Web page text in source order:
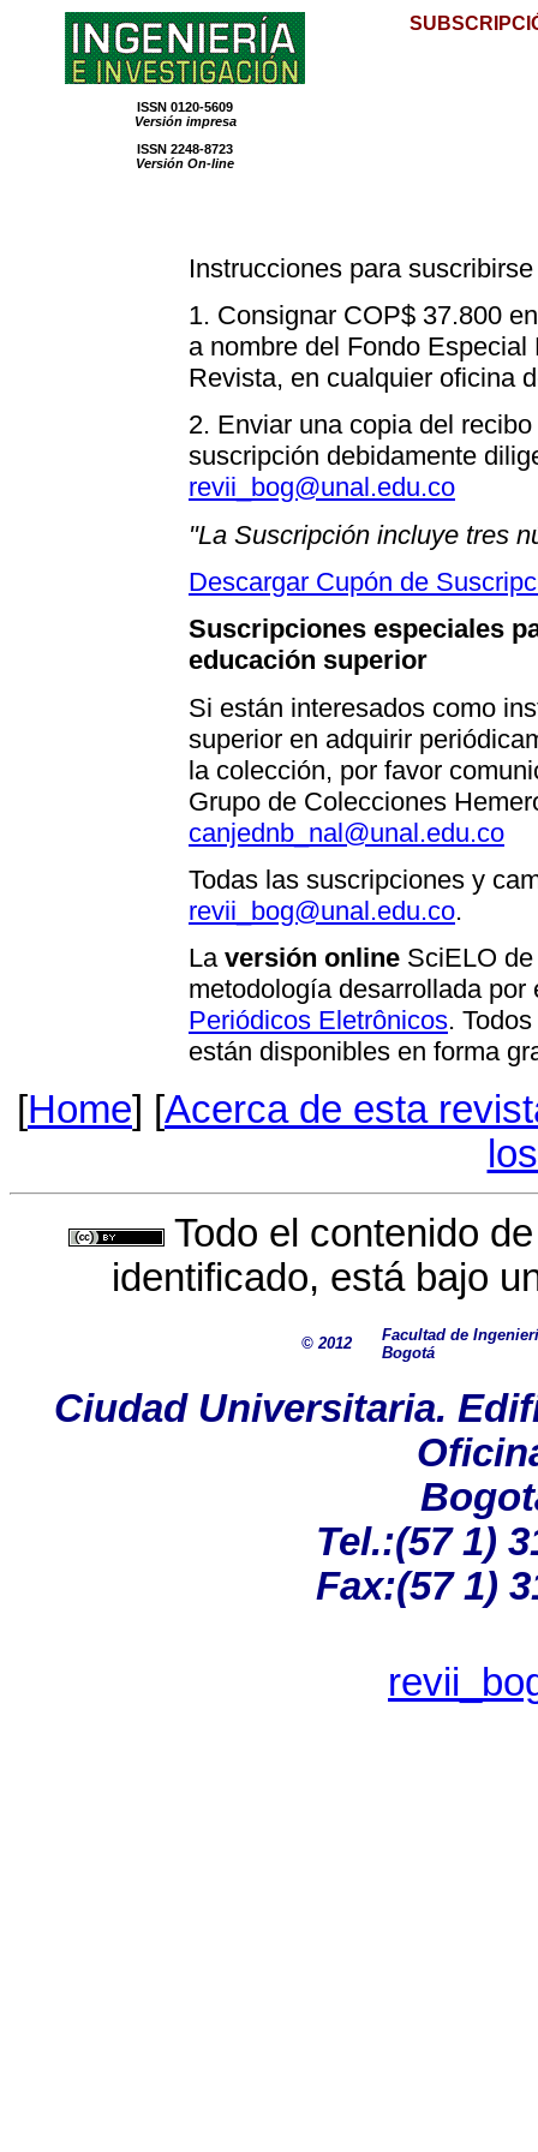
ISSN 0120-5609
Versión impresa
ISSN 2248-8723
Versión On-line
Instrucciones para
1. Consignar COP$ 37.800
a nombre del Fondo
Revista, en cualquier oficina
2. Enviar una copia del
suscripción debidamente
revii_bog@unal.edu.co
"La Suscripción incluye tres
Descargar Cupón de
Suscripciones especiales
educación superior
Si están interesados como
superior en adquirir
la colección, por favor
Grupo de Colecciones
canjednb_nal@unal.edu.co
Todas las suscripciones y
revii_bog@unal.edu.co.
La versión online SciELO
metodología desarrollada
Periódicos Eletrônicos.
están disponibles en forma
[Home] [Acerca de esta
Todo el contenido
identificado, está bajo
© 2012
Facultad de
Bogotá
Ciudad Universitaria.
Tel.:(57 1)
Fax:(57 1)